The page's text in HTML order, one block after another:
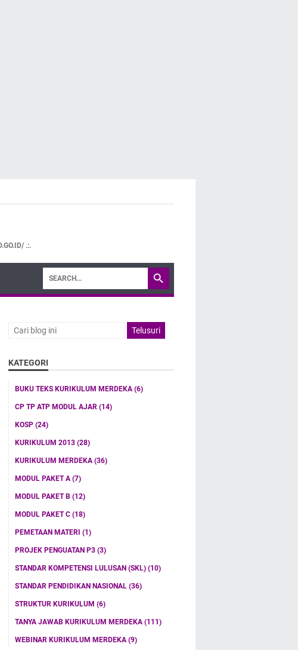
.:.
KATEGORI
BUKU TEKS KURIKULUM MERDEKA (6)
CP TP ATP MODUL AJAR (14)
KOSP (24)
KURIKULUM 2013 (28)
KURIKULUM MERDEKA (36)
MODUL PAKET A (7)
MODUL PAKET B (12)
MODUL PAKET C (18)
PEMETAAN MATERI (1)
PROJEK PENGUATAN P3 (3)
STANDAR KOMPETENSI LULUSAN (SKL) (10)
STANDAR PENDIDIKAN NASIONAL (36)
STRUKTUR KURIKULUM (6)
TANYA JAWAB KURIKULUM MERDEKA (111)
WEBINAR KURIKULUM MERDEKA (9)